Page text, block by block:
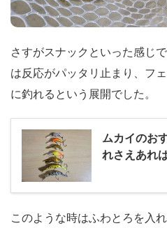
さすがスナックといった感じ
は反応がパッタリ止まり、フ
に釣れるという展開でした。
ムカイのお
れさえあれ
このような時はふわとろを入